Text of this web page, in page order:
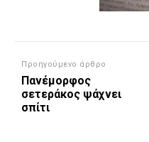
Προηγούμενο άρθρο
Πανέμορφος
σετεράκος ψάχνει
σπίτι